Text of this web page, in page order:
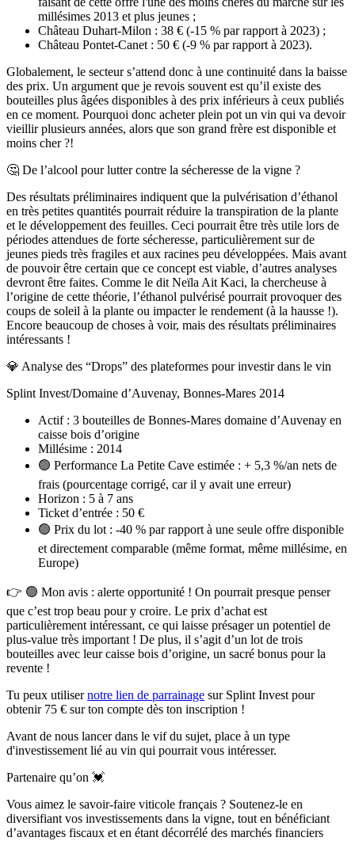
millésimes 2013 et plus jeunes ;
Château Duhart-Milon : 38 € (-15 % par rapport à 2023) ;
Château Pontet-Canet : 50 € (-9 % par rapport à 2023).
Globalement, le secteur s’attend donc à une continuité dans la baisse
des prix. Un argument que je revois souvent est qu’il existe des
bouteilles plus âgées disponibles à des prix inférieurs à ceux publiés
en ce moment. Pourquoi donc acheter plein pot un vin qui va devoir
vieillir plusieurs années, alors que son grand frère est disponible et
moins cher ?!
🤔 De l’alcool pour lutter contre la sécheresse de la vigne ?
Des résultats préliminaires indiquent que la pulvérisation d’éthanol
en très petites quantités pourrait réduire la transpiration de la plante
et le développement des feuilles. Ceci pourrait être très utile lors de
périodes attendues de forte sécheresse, particulièrement sur de
jeunes pieds très fragiles et aux racines peu développées. Mais avant
de pouvoir être certain que ce concept est viable, d’autres analyses
devront être faites. Comme le dit Neïla Ait Kaci, la chercheuse à
l’origine de cette théorie, l’éthanol pulvérisé pourrait provoquer des
coups de soleil à la plante ou impacter le rendement (à la hausse !).
Encore beaucoup de choses à voir, mais des résultats préliminaires
intéressants !
💎 Analyse des “Drops” des plateformes pour investir dans le vin
Splint Invest/Domaine d’Auvenay, Bonnes-Mares 2014
Actif : 3 bouteilles de Bonnes-Mares domaine d’Auvenay en
caisse bois d’origine
Millésime : 2014
🟢 Performance La Petite Cave estimée : + 5,3 %/an nets de
frais (pourcentage corrigé, car il y avait une erreur)
Horizon : 5 à 7 ans
Ticket d’entrée : 50 €
🟢 Prix du lot : -40 % par rapport à une seule offre disponible
et directement comparable (même format, même millésime, en
Europe)
👉 🟢 Mon avis : alerte opportunité ! On pourrait presque penser
que c’est trop beau pour y croire. Le prix d’achat est
particulièrement intéressant, ce qui laisse présager un potentiel de
plus-value très important ! De plus, il s’agit d’un lot de trois
bouteilles avec leur caisse bois d’origine, un sacré bonus pour la
revente !
Tu peux utilisernotre lien de parrainage sur Splint Invest pour
obtenir 75 € sur ton compte dès ton inscription !
Avant de nous lancer dans le vif du sujet, place à un type
d'investissement lié au vin qui pourrait vous intéresser.
Partenaire qu’on 💓
Vous aimez le savoir-faire viticole français ? Soutenez-le en
diversifiant vos investissements dans la vigne, tout en bénéficiant
d’avantages fiscaux et en étant décorrélé des marchés financiers